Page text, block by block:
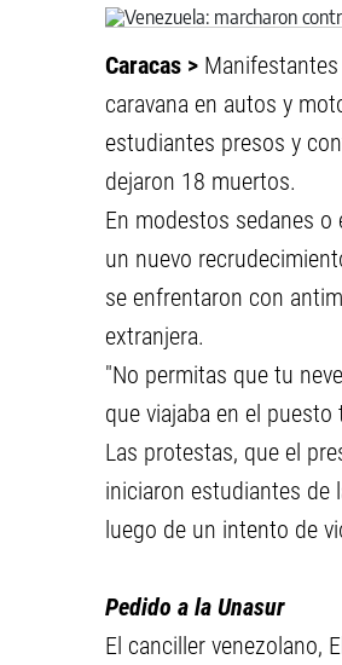
Caracas >
caravana en autos y
estudiantes presos y
dejaron 18 muertos.
En modestos sedanes
un nuevo
se enfrentaron con
extranjera.
"No permitas que tu
que viajaba en el
Las protestas, que el
iniciaron estudiantes de
luego de un intento de
Pedido a la Unasur
El canciller venezolano,